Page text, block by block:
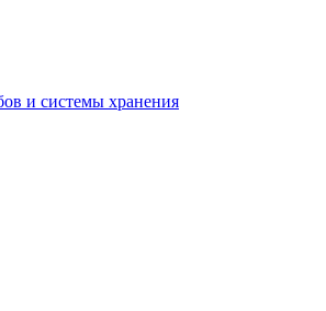
и системы хранения